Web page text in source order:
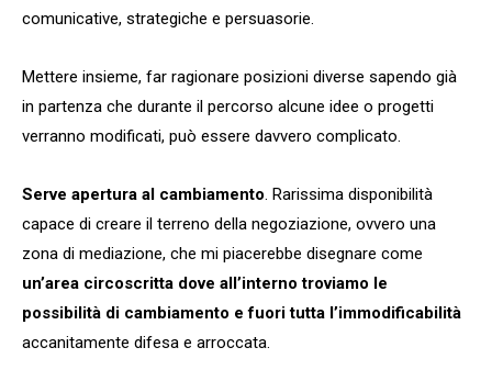
comunicative, strategiche e persuasorie.
Mettere insieme, far ragionare posizioni diverse sapendo già
in partenza che durante il percorso alcune idee o progetti
verranno modificati, può essere davvero complicato.
Serve apertura al cambiamento . Rarissima disponibilità
capace di creare il terreno della negoziazione, ovvero una
zona di mediazione, che mi piacerebbe disegnare come
un’area circoscritta dove all’interno troviamo le
possibilità di cambiamento e fuori tutta l’immodificabilità
accanitamente difesa e arroccata.